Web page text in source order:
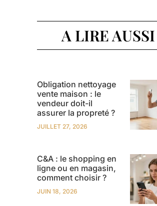
A LIRE AUSSI
Obligation nettoyage
vente maison : le
vendeur doit-il
assurer la propreté ?
JUILLET 27, 2026
C&A : le shopping en
ligne ou en magasin,
comment choisir ?
JUIN 18, 2026